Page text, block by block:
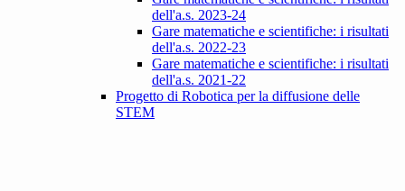
dell'a.s. 2023-24
Gare matematiche e scientifiche: i risultati
dell'a.s. 2022-23
Gare matematiche e scientifiche: i risultati
dell'a.s. 2021-22
Progetto di Robotica per la diffusione delle
STEM